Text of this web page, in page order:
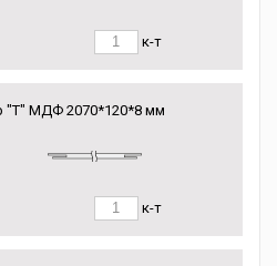
к-т
"Т" МДФ 2070*120*8 мм
к-т